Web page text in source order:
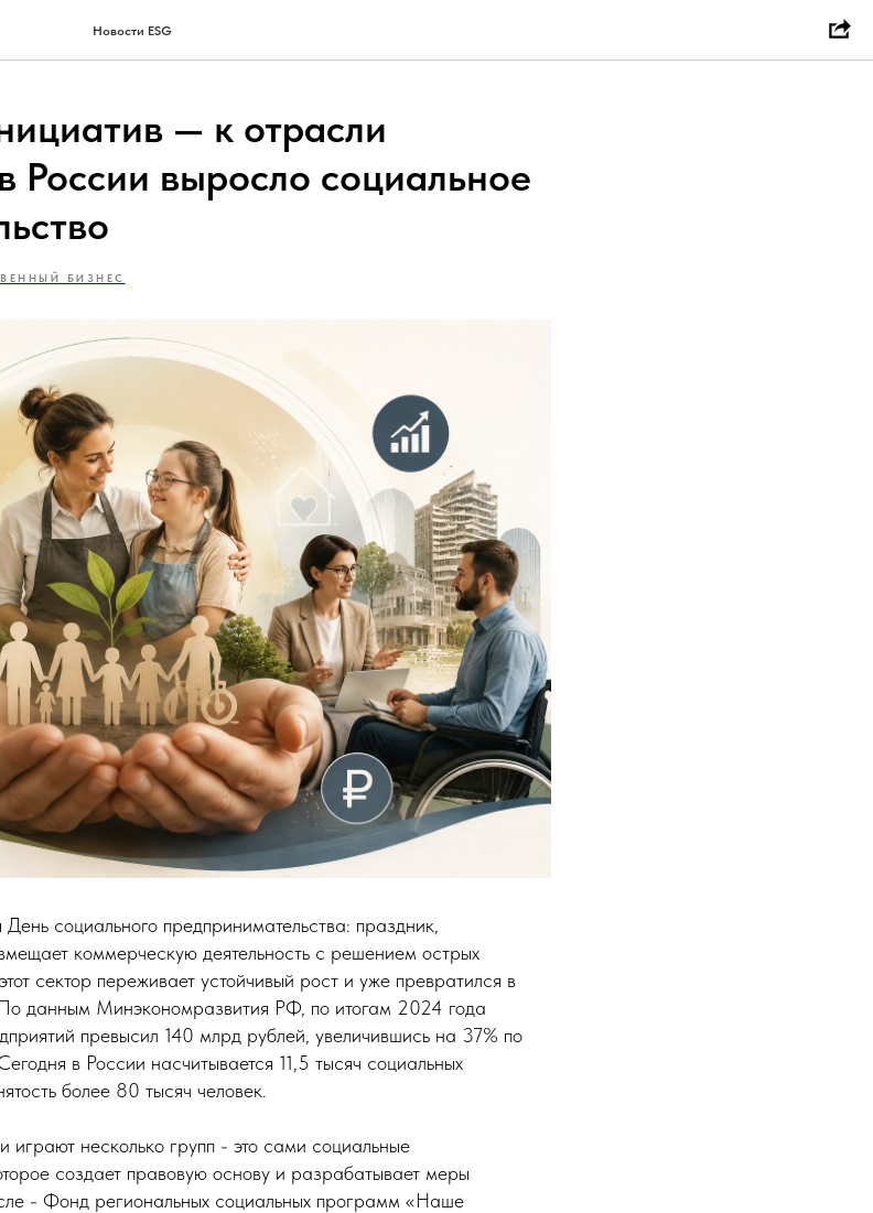
Новости ESG
— к отрасли
России выросло социальное
БИЗНЕС
социального предпринимательства: праздник,
коммерческую деятельность с решением острых
сектор переживает устойчивый рост и уже превратился в
данным Минэкономразвития РФ, по итогам 2024 года
превысил 140 млрд рублей, увеличившись на 37% по
в России насчитывается 11,5 тысяч социальных
более 80 тысяч человек.
играют несколько групп - это сами социальные
создает правовую основу и разрабатывает меры
- Фонд региональных социальных программ «Наше